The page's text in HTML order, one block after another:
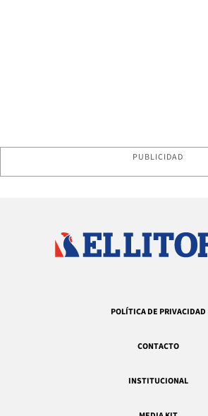
PUBLICIDAD
POLÍTICA DE PRIVACIDAD
CONTACTO
INSTITUCIONAL